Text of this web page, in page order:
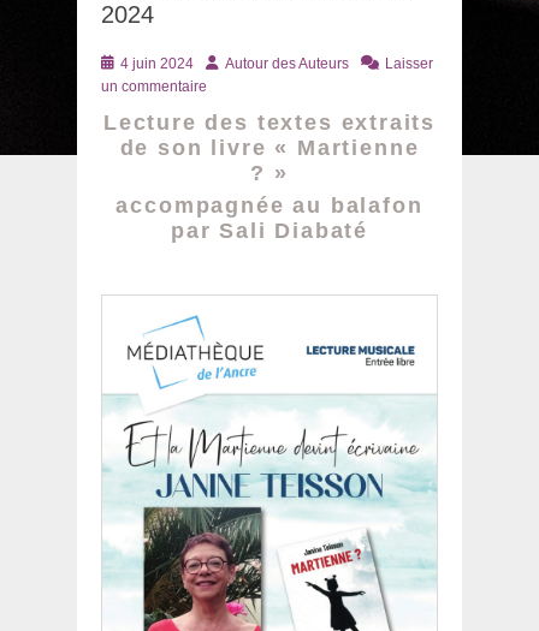
2024
Posté
le
4 juin 2024 AuteurAutour des Auteurs
Laisser
un commentaire
Lecture des textes extraits
de son livre « Martienne
? »
accompagnée au balafon
par Sali Diabaté